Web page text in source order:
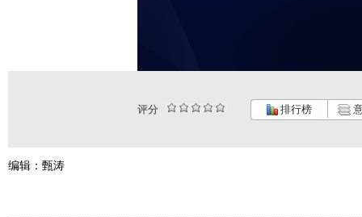
评分 排行榜
编辑：甄涛